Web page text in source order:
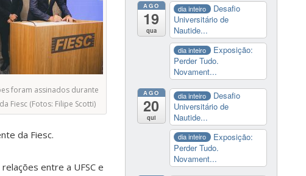
foram assinados durante
Fiesc (Fotos: Filipe Scotti)
da Fiesc.
entre a UFSC e
AGO
19
qua
dia inteiro
Desafio
Universitário de
Nautide...
dia inteiro
Exposição:
Perder Tudo.
Novament...
AGO
20
qui
dia inteiro
Desafio
Universitário de
Nautide...
dia inteiro
Exposição:
Perder Tudo.
Novament...